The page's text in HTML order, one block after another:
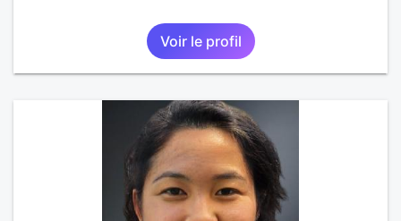
Voir le profil